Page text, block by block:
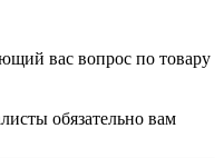
вас вопрос по товару
обязательно вам